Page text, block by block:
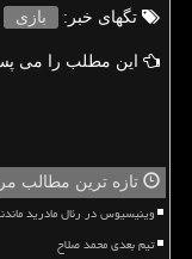
تگهای خبر:
بازی
این مطلب را می
تازه ترین مطالب
وینیسیوس در رئال مادرید
تیم بعدی محمد صلاح